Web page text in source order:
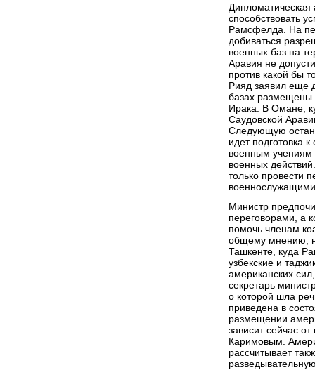
способствовать
Рамсфелда. На
добиваться
военных баз на
Аравия не
против какой бы
Рияд заявил еще
базах размещены
Ирака. В Омане,
Саудовской
Следующую
идет подготовка
военным учениям
военных
только провести
Министр
переговорами, а
помочь членам
общему мнению,
Ташкенте, куда
узбекские и
американских
секретарь
о которой шла
приведена в
размещении
зависит сейчас
Каримовым.
рассчитывает